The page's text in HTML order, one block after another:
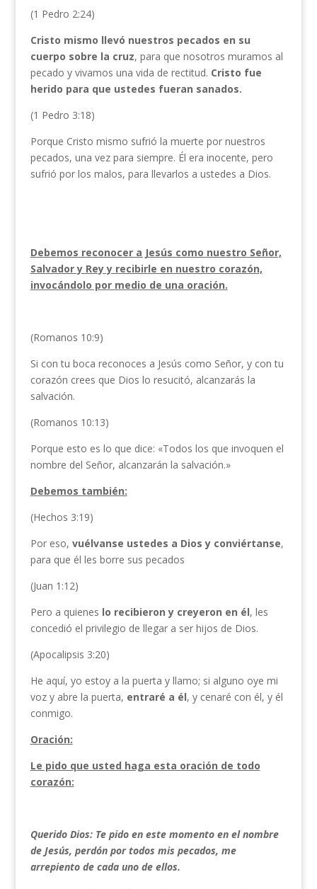
(1 Pedro 2:24)
Cristo mismo llevó nuestros pecados en su
cuerpo sobre la cruz, para que nosotros muramos al
pecado y vivamos una vida de rectitud. Cristo fue
herido para que ustedes fueran sanados.
(1 Pedro 3:18)
Porque Cristo mismo sufrió la muerte por nuestros
pecados, una vez para siempre. Él era inocente, pero
sufrió por los malos, para llevarlos a ustedes a Dios.
Debemos reconocer a Jesús como nuestro Señor,
Salvador y Rey y recibirle en nuestro corazón,
invocándolo por medio de una oración.
(Romanos 10:9)
Si con tu boca reconoces a Jesús como Señor, y con tu
corazón crees que Dios lo resucitó, alcanzarás la
salvación.
(Romanos 10:13)
Porque esto es lo que dice: «Todos los que invoquen el
nombre del Señor, alcanzarán la salvación.»
Debemos también:
(Hechos 3:19)
Por eso, vuélvanse ustedes a Dios y conviértanse,
para que él les borre sus pecados
(Juan 1:12)
Pero a quienes lo recibieron y creyeron en él, les
concedió el privilegio de llegar a ser hijos de Dios.
(Apocalipsis 3:20)
He aquí, yo estoy a la puerta y llamo; si alguno oye mi
voz y abre la puerta, entraré a él, y cenaré con él, y él
conmigo.
Oración:
Le pido que usted haga esta oración de todo
corazón:
Querido Dios: Te pido en este momento en el nombre
de Jesús, perdón por todos mis pecados, me
arrepiento de cada uno de ellos.